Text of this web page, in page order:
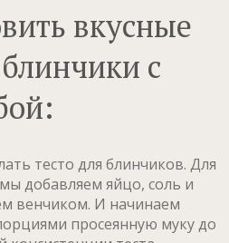
вкусные
с
тесто для блинчиков. Для
добавляем яйцо, соль и
венчиком. И начинаем
просеянную муку до